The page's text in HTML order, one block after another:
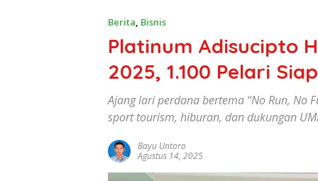
Berita, Bisnis
Platinum Adisucipto
2025, 1.100 Pelari
Ajang lari perdana bertema “No Run, No
sport tourism, hiburan, dan dukungan
Bayu Untoro
Agustus 14, 2025